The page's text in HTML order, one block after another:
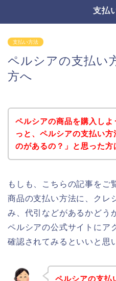
支払
支払い方法
ペルシアの支払い
方へ
ペルシアの商品を購入しよ
っと、ペルシアの支払い方
のがあるの？」と思った方
もしも、こちらの記事をご
商品の支払い方法に、クレ
み、代引などがあるかどう
ペルシアの公式サイトにア
確認されてみるといいと思
ペルシアの支払